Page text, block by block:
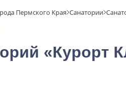
Пермского Края Санатории
«Курорт